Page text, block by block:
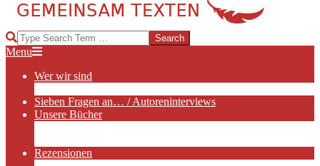
TEXTGEMEINSCHAFT
Search
Primary
Menu
Menu
Wer wir sind
Sieben Fragen an… / Autoreninterviews
Unsere Bücher
Rezensionen